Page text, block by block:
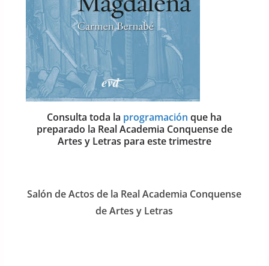
Consulta toda la programación que ha
preparado la Real Academia Conquense de
Artes y Letras para este trimestre
Salón de Actos de la Real Academia Conquense
de Artes y Letras